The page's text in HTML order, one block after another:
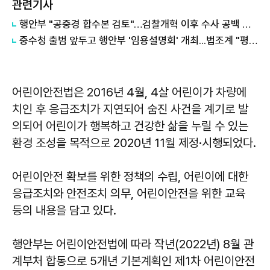
관련기사
행안부 "공중경 합수본 검토"…검찰개혁 이후 수사 공백 대응 나서
중수청 출범 앞두고 행안부 '임용설명회' 개최...법조계 "평검사들 전혀 관심 없어"
어린이안전법은 2016년 4월, 4살 어린이가 차량에
치인 후 응급조치가 지연되어 숨진 사건을 계기로 발
의되어 어린이가 행복하고 건강한 삶을 누릴 수 있는
환경 조성을 목적으로 2020년 11월 제정·시행되었다.
어린이안전 확보를 위한 정책의 수립, 어린이에 대한
응급조치와 안전조치 의무, 어린이안전을 위한 교육
등의 내용을 담고 있다.
행안부는 어린이안전법에 따라 작년(2022년) 8월 관
계부처 합동으로 5개년 기본계획인 제1차 어린이안전